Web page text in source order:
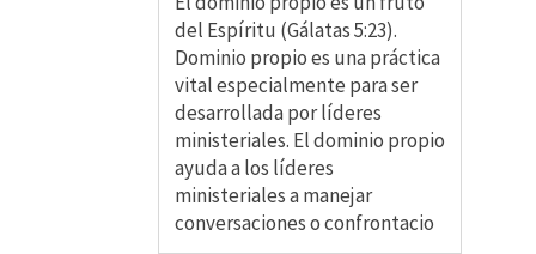
del Espíritu (Gálatas 5:23).
Dominio propio es una práctica
vital especialmente para ser
desarrollada por líderes
ministeriales. El dominio propio
ayuda a los líderes
ministeriales a manejar
conversaciones o confrontacio